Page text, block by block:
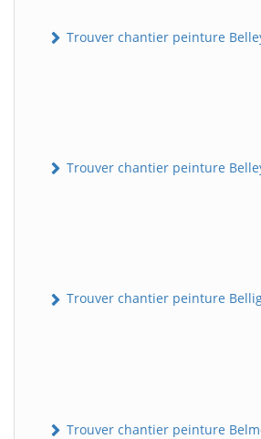
Trouver chantier peinture
Trouver chantier peinture
Trouver chantier peinture
Trouver chantier peinture